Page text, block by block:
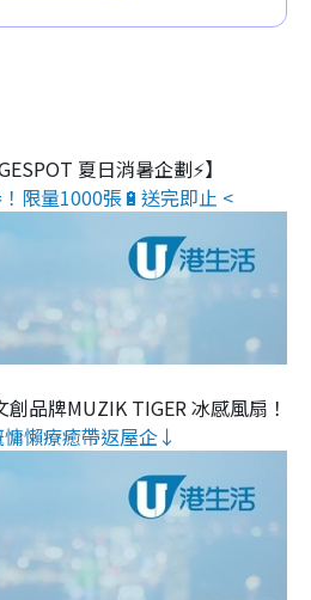
夏日消暑企劃⚡】
限量1000張🔋送完即止 <
創品牌MUZIK TIGER 冰感風扇！
懶療癒帶返屋企↓